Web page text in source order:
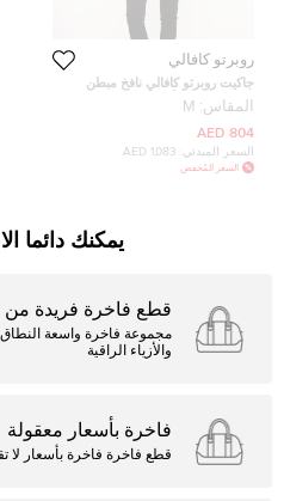
روبرتو كافالي
جاكيت روبرتو كافالي نافخ مبطن
نايلون بسحاب أسود مقاس متوسط
(ميديم)
المقاس: M
804 AED
السعر المبدئي: 1,083 AED
السعر المُخفض
يمكنك دائما
قطع فاخرة فريدة من
مجموعة فاخرة واسعة
والأزياء الراقية
فاخرة بأسعار معقولة
قطع فاخرة فاخرة بأسعار لا